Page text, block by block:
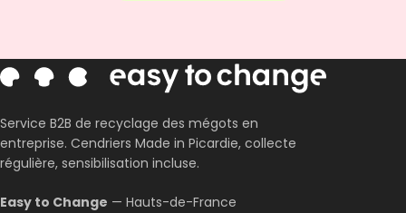
Service B2B de recyclage des mégots en
entreprise. Cendriers Made in Picardie, collecte
régulière, sensibilisation incluse.
Easy to Change — Hauts-de-France